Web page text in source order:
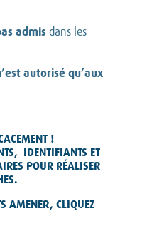
admis dans les
autorisé qu’aux
!
IDENTIFIANTS ET
POUR RÉALISER
AMENER, CLIQUEZ